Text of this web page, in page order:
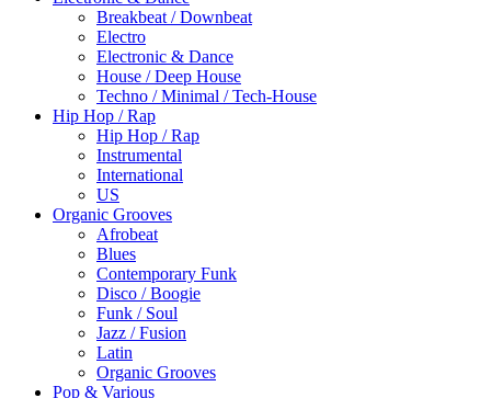
Breakbeat / Downbeat
Electro
Electronic & Dance
House / Deep House
Techno / Minimal / Tech-House
Hip Hop / Rap
Hip Hop / Rap
Instrumental
International
US
Organic Grooves
Afrobeat
Blues
Contemporary Funk
Disco / Boogie
Funk / Soul
Jazz / Fusion
Latin
Organic Grooves
Pop & Various